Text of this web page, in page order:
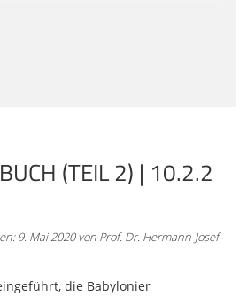
Kapitel, die ersten sechs
"dann schwören sie
Jahwe, sind deine Augen nicht auf
vernichtet, aber sie haben sich
Sie haben ihre Stirn
Sie haben sich geweigert,
(TEIL 2) | 10.2.2
9. Mai 2020 von Prof. Dr. Hermann-Josef
die Babylonier